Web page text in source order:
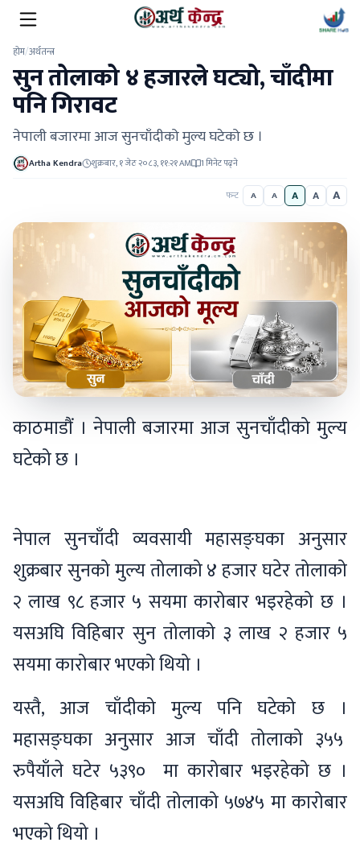
होम/अर्थतन्त्र
सुन तोलाको ४ हजारले घट्यो, चाँदीमा
पनि गिरावट
नेपाली बजारमा आज सुनचाँदीको मुल्य घटेको छ ।
Artha Kendra शुक्रबार, १ जेठ २०८३, ११:२१ AM 1 मिनेट पढ्ने
फन्ट A A A A A
काठमाडौं । नेपाली बजारमा आज सुनचाँदीको मुल्य
घटेको छ ।
नेपाल सुनचाँदी व्यवसायी महासङ्घका अनुसार
शुक्रबार सुनको मुल्य तोलाको ४ हजार घटेर तोलाको
२ लाख ९८ हजार ५ सयमा कारोबार भइरहेको छ ।
यसअघि विहिबार सुन तोलाको ३ लाख २ हजार ५
सयमा कारोबार भएको थियो ।
यस्तै, आज चाँदीको मुल्य पनि घटेको छ ।
महासङ्घका अनुसार आज चाँदी तोलाको ३५५
रुपैयाँले घटेर ५३९० मा कारोबार भइरहेको छ ।
यसअघि विहिबार चाँदी तोलाको ५७४५ मा कारोबार
भएको थियो ।